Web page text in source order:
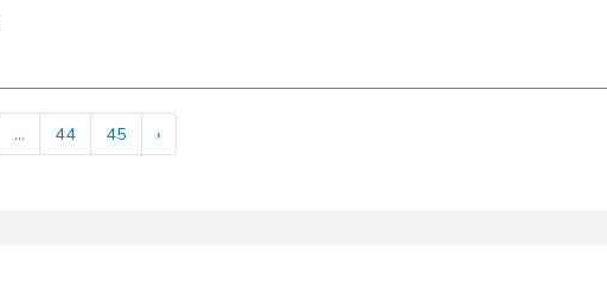
... 44 45 ›